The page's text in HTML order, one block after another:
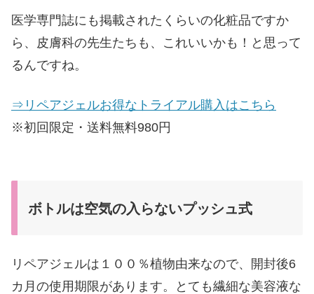
医学専門誌にも掲載されたくらいの化粧品ですか
ら、皮膚科の先生たちも、これいいかも！と思って
るんですね。
⇒リペアジェルお得なトライアル購入はこちら
※初回限定・送料無料980円
ボトルは空気の入らないプッシュ式
リペアジェルは１００％植物由来なので、開封後6
カ月の使用期限があります。とても繊細な美容液な